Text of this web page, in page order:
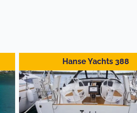
Hanse Yachts 388